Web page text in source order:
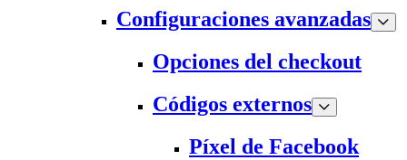
Configuraciones avanzadas
Opciones del checkout
Códigos externos
Píxel de Facebook